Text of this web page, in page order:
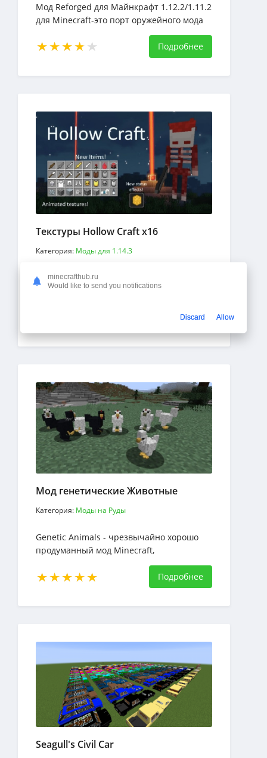
Мод Reforged для Майнкрафт 1.12.2/1.11.2
для Minecraft-это порт оружейного мода
Balkon для версий 1.12.2 и 1.11.2
Подробнее
Текстуры Hollow Craft x16
Категория: Моды для 1.14.3
Hollow Craft - это сборка текстур для
Minecraft с именем, которое может быть
Подробнее
Мод генетические Животные
Категория: Моды на Руды
Genetic Animals - чрезвычайно хорошо
продуманный мод Minecraft,
построенный вокруг идеи придания
животным генетических и реалистичных
Подробнее
Seagull's Civil Car
minecrafthub.ru
Would like to send you notifications
Discard Allow